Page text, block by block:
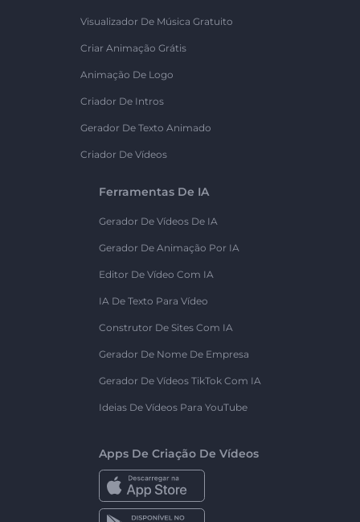
Visualizador De Música Gratuito
Criar Animação Grátis
Animação De Logo
Criador De Intros
Gerador De Texto Animado
Criador De Vídeos
Ferramentas De IA
Gerador De Vídeos De IA
Gerador De Animação Por IA
Editor De Vídeo Com IA
IA De Texto Para Vídeo
Construtor De Sites Com IA
Gerador De Nome De Empresa
Gerador De Vídeos TikTok Com IA
Ideias De Vídeos Para YouTube
Apps De Criação De Vídeos